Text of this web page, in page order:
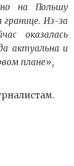
на Польшу
Из-за
оказалась
актуальна и
плане»,